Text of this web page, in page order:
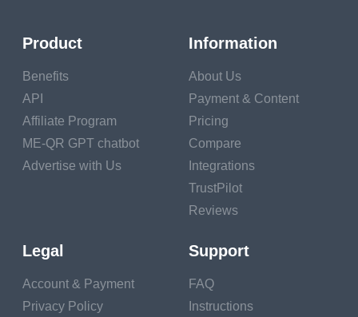
สแกนง่าย
ต้องการทราบข้อมูล
เพิ่มเติมเกี่ยวกับจุด
สังเกตระหว่างทาง
ก็แค่สแกนรหัสบน
ป้ายคุณต้อง
สแกน QR
เข้ารหัสในรหัส QR
Product
Benefits
API
Affiliate Program
ME-QR GPT chatbot
Advertise with Us
Information
About Us
Payment & Content
Pricing
Compare
Integrations
TrustPilot
Reviews
Legal
Account & Payment
Privacy Policy
Support
FAQ
Instructions